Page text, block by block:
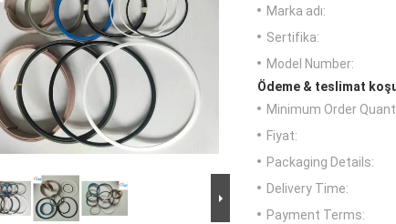
Marka adı:
Sertifika:
Model Number:
Ödeme & teslimat
Minimum Order
Fiyat:
Packaging Details:
Delivery Time:
Payment Terms: